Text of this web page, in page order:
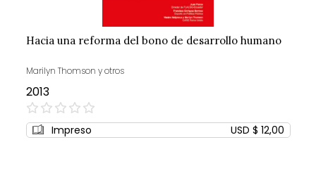
Hacia una reforma del bono de desarrollo humano
Marilyn Thomson y otros
2013
0%
Impreso USD $ 12,00